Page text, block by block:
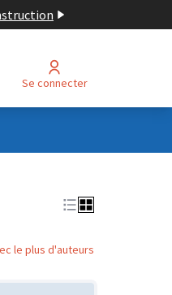
Se connecter
le plus d'auteurs